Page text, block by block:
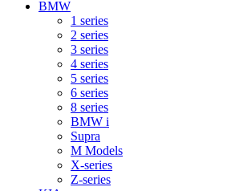
BMW
1 series
2 series
3 series
4 series
5 series
6 series
8 series
BMW i
Supra
M Models
X-series
Z-series